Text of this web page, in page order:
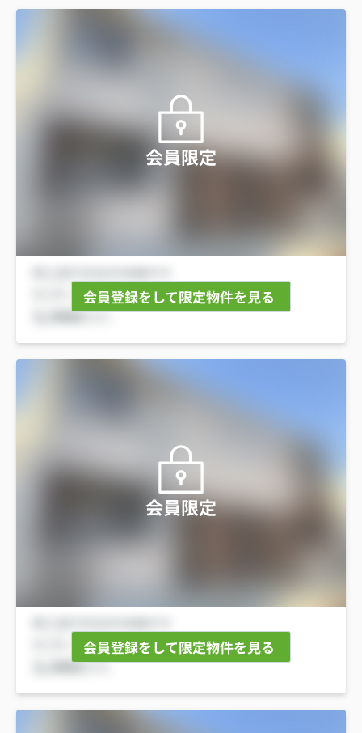
会員限定
会員登録をして限定物件を見る
会員限定
会員登録をして限定物件を見る